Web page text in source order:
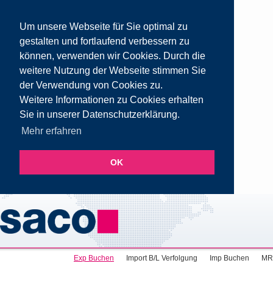
Um unsere Webseite für Sie optimal zu
gestalten und fortlaufend verbessern zu
können, verwenden wir Cookies. Durch die
weitere Nutzung der Webseite stimmen Sie
der Verwendung von Cookies zu.
Weitere Informationen zu Cookies erhalten
Sie in unserer Datenschutzerklärung.
Mehr erfahren
OK
Exp Buchen Import B/L Verfolgung Imp Buchen